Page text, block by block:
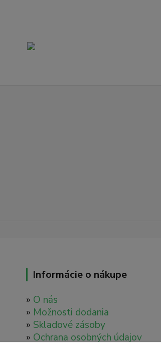
Informácie o nákupe
» O nás
» Možnosti dodania
» Skladové zásoby
» Ochrana osobných údajov